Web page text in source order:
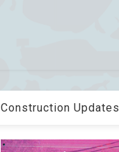
Construction Updates